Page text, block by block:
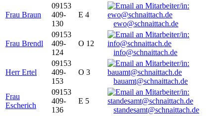
Frau Braun
09153
409-
130
E 4
ewo@schnaittach.de
Frau Brendl
09153
409-
124
O 12
info@schnaittach.de
Herr Ertel
09153
409-
153
O 3
bauamt@schnaittach.de
Frau
Escherich
09153
409-
136
E 5
standesamt@schnaittach.de